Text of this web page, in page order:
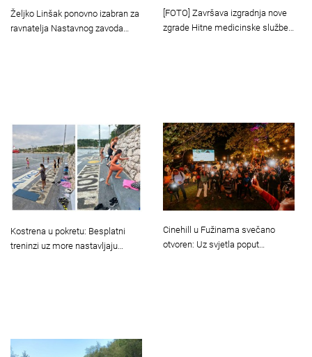
Željko Linšak ponovno izabran za
ravnatelja Nastavnog zavoda…
[FOTO] Završava izgradnja nove
zgrade Hitne medicinske službe…
Kostrena u pokretu: Besplatni
treninzi uz more nastavljaju…
Cinehill u Fužinama svečano
otvoren: Uz svjetla poput…